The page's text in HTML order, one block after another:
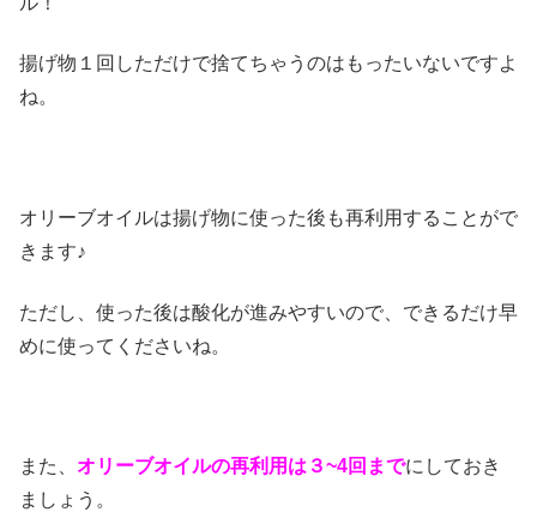
揚げ物１回しただけで捨てちゃうのはもったいないですよ
ね。
オリーブオイルは揚げ物に使った後も再利用することがで
きます♪
ただし、使った後は酸化が進みやすいので、できるだけ早
めに使ってくださいね。
また、 オリーブオイルの再利用は３~4回までにしておき
ましょう。